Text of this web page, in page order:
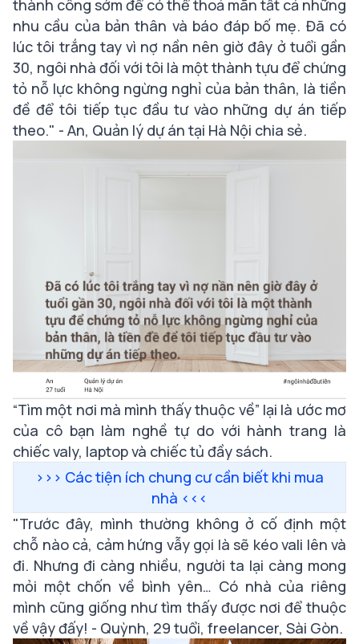
thành công sớm để có thể thoả mãn tất cả những
nhu cầu của bản thân và báo đáp bố mẹ. Đã có
lúc tôi trắng tay vì nợ nần nên giờ đây ở tuổi gần
30, ngôi nhà đối với tôi là một thành tựu để chứng
tỏ nỗ lực không ngừng nghỉ của bản thân, là tiền
đề để tôi tiếp tục đầu tư vào những dự án tiếp
theo." - An, Quản lý dự án tại Hà Nội chia sẻ.
“Tìm một nơi mà mình thấy thuộc về” lại là ước mơ
của cô bạn làm nghề tự do với hành trang là
chiếc valy, laptop và chiếc tủ đầy sách.
>>> Các tiện ích chung cư cần biết khi mua
nhà <<<
"Trước đây, mình thường không ở cố định một
chỗ nào cả, cảm hứng vẫy gọi là sẽ kéo vali lên và
đi. Nhưng đi càng nhiều, người ta lại càng mong
mỏi một chốn về bình yên… Có nhà của riêng
mình cũng giống như tìm thấy được nơi để thuộc
về vậy đấy! - Quỳnh, 29 tuổi, freelancer, Sài Gòn.